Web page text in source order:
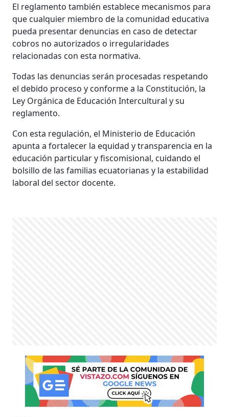
El reglamento también establece mecanismos para
que cualquier miembro de la comunidad educativa
pueda presentar denuncias en caso de detectar
cobros no autorizados o irregularidades
relacionadas con esta normativa.
Todas las denuncias serán procesadas respetando
el debido proceso y conforme a la Constitución, la
Ley Orgánica de Educación Intercultural y su
reglamento.
Con esta regulación, el Ministerio de Educación
apunta a fortalecer la equidad y transparencia en la
educación particular y fiscomisional, cuidando el
bolsillo de las familias ecuatorianas y la estabilidad
laboral del sector docente.